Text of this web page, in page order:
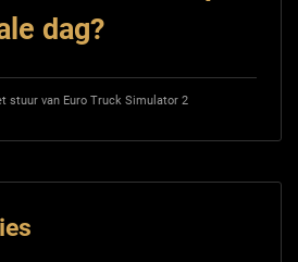
dag?
stuur van Euro Truck Simulator 2